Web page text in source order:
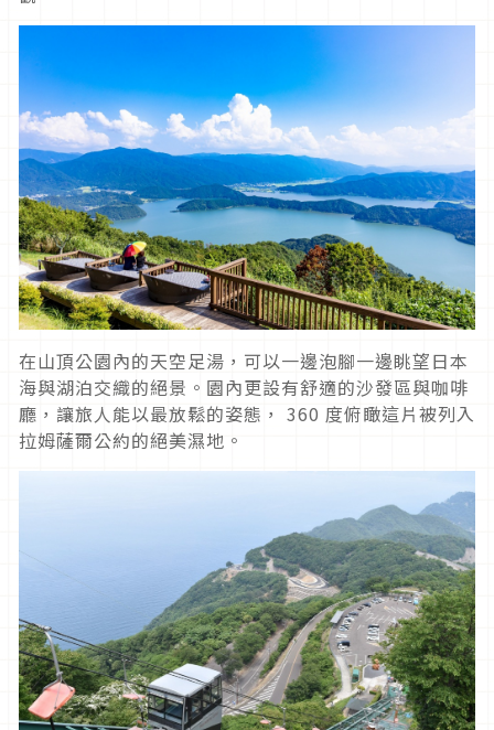
在山頂公園內的天空足湯，可以一邊泡腳一邊眺望日本
海與湖泊交織的絕景。園內更設有舒適的沙發區與咖啡
廳，讓旅人能以最放鬆的姿態， 360 度俯瞰這片被列入
拉姆薩爾公約的絕美濕地。